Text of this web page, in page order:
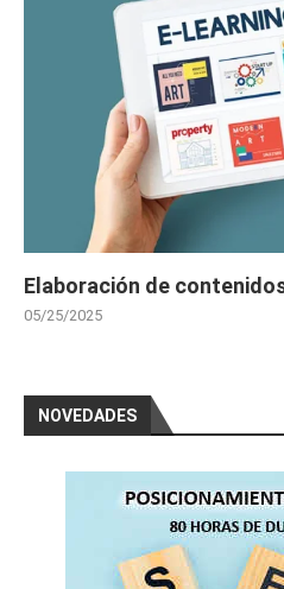
Elaboración de
05/25/2025
NOVEDADES